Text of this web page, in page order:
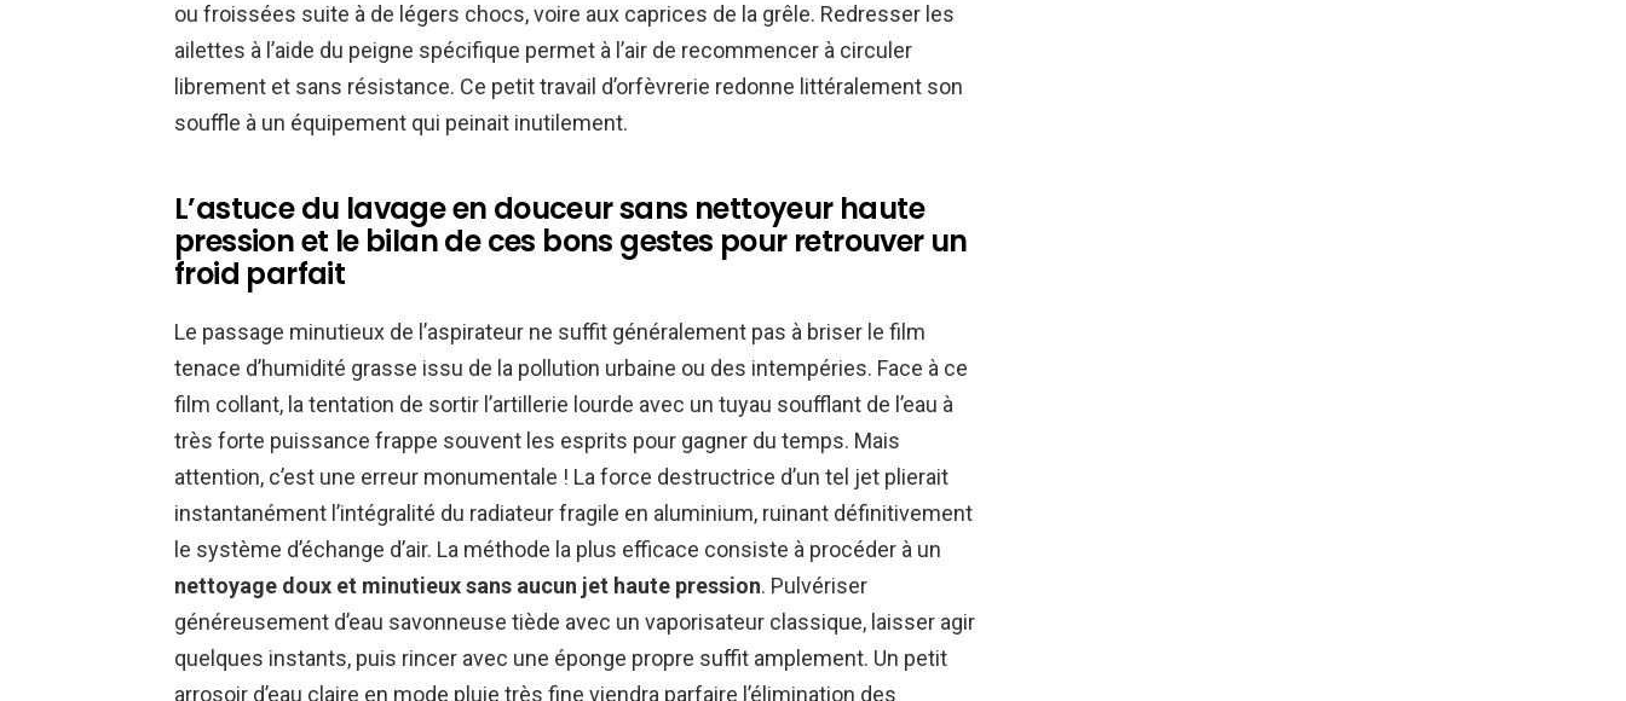
ou froissées suite à de légers chocs, voire aux caprices de la grêle. Redresser les
ailettes à l’aide du peigne spécifique permet à l’air de recommencer à circuler
librement et sans résistance. Ce petit travail d’orfèvrerie redonne littéralement son
souffle à un équipement qui peinait inutilement.
L’astuce du lavage en douceur sans nettoyeur haute
pression et le bilan de ces bons gestes pour retrouver un
froid parfait
Le passage minutieux de l’aspirateur ne suffit généralement pas à briser le film
tenace d’humidité grasse issu de la pollution urbaine ou des intempéries. Face à ce
film collant, la tentation de sortir l’artillerie lourde avec un tuyau soufflant de l’eau à
très forte puissance frappe souvent les esprits pour gagner du temps. Mais
attention, c’est une erreur monumentale ! La force destructrice d’un tel jet plierait
instantanément l’intégralité du radiateur fragile en aluminium, ruinant définitivement
le système d’échange d’air. La méthode la plus efficace consiste à procéder à un
nettoyage doux et minutieux sans aucun jet haute pression. Pulvériser
généreusement d’eau savonneuse tiède avec un vaporisateur classique, laisser agir
quelques instants, puis rincer avec une éponge propre suffit amplement. Un petit
arrosoir d’eau claire en mode pluie très fine viendra parfaire l’élimination des